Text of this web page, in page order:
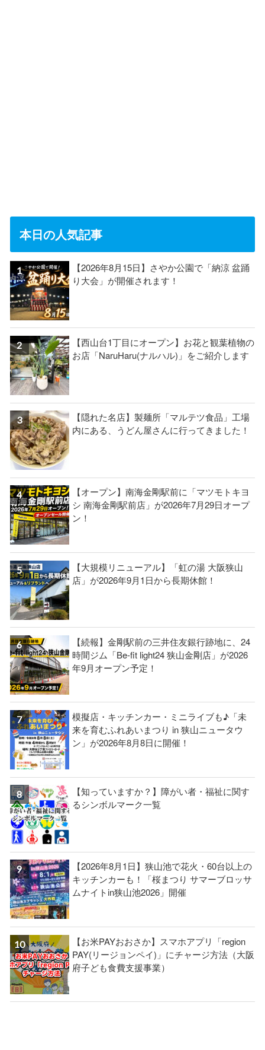
本日の人気記事
【2026年8月15日】さやか公園で「納涼 盆踊
り大会」が開催されます！
【西山台1丁目にオープン】お花と観葉植物の
お店「NaruHaru(ナルハル)」をご紹介します
【隠れた名店】製麺所「マルテツ食品」工場
内にある、うどん屋さんに行ってきました！
【オープン】南海金剛駅前に「マツモトキヨ
シ 南海金剛駅前店」が2026年7月29日オープ
ン！
【大規模リニューアル】「虹の湯 大阪狭山
店」が2026年9月1日から長期休館！
【続報】金剛駅前の三井住友銀行跡地に、24
時間ジム「Be-fit light24 狭山金剛店」が2026
年9月オープン予定！
模擬店・キッチンカー・ミニライブも♪「未
来を育むふれあいまつり in 狭山ニュータウ
ン」が2026年8月8日に開催！
【知っていますか？】障がい者・福祉に関す
るシンボルマーク一覧
【2026年8月1日】狭山池で花火・60台以上の
キッチンカーも！「桜まつり サマーブロッサ
ムナイトin狭山池2026」開催
【お米PAYおおさか】スマホアプリ「region
PAY(リージョンペイ)」にチャージ方法（大阪
府子ども食費支援事業）